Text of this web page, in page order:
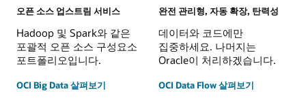
오픈 소스 업스트림 서비스
Hadoop 및 Spark와 같은
포괄적 오픈 소스 구성요소
포트폴리오입니다.
OCI Big Data 살펴보기
완전 관리형, 자동 확장, 탄력성
데이터와 코드에만
집중하세요. 나머지는
Oracle이 처리하겠습니다.
OCI Data Flow 살펴보기